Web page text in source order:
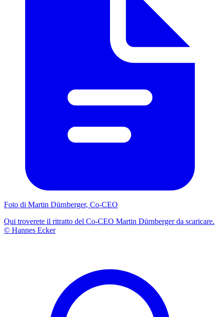
Foto di Martin Dürnberger, Co-CEO
Qui troverete il ritratto del Co-CEO Martin Dürnberger da scaricare.
© Hannes Ecker